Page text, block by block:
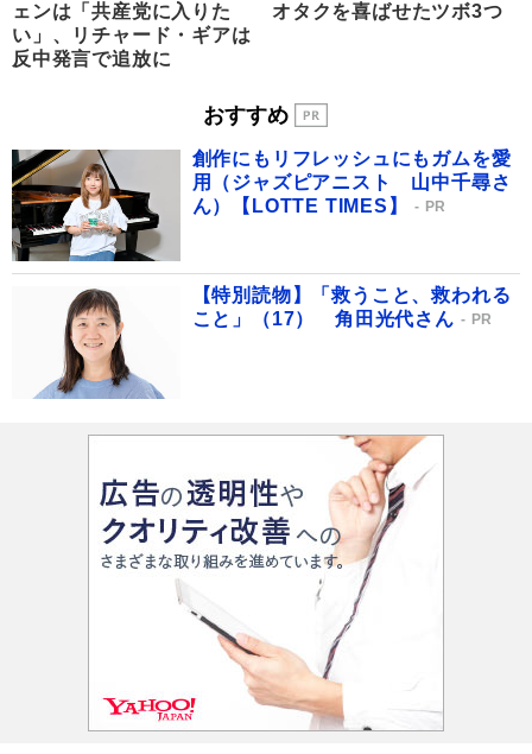
ェンは「共産党に入りた
い」、リチャード・ギアは
反中発言で追放に
オタクを喜ばせたツボ3つ
おすすめ
創作にもリフレッシュにもガムを愛
用（ジャズピアニスト 山中千尋さ
ん）【LOTTE TIMES】
PR
【特別読物】「救うこと、救われる
こと」（17） 角田光代さん
PR